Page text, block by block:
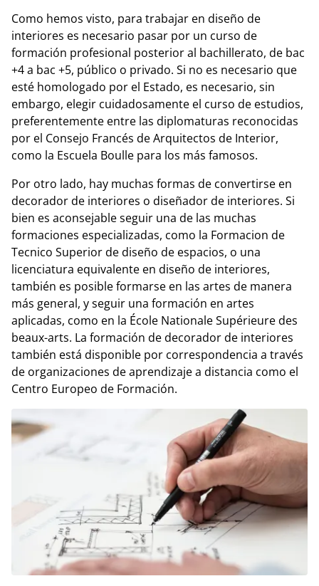
Como hemos visto, para trabajar en diseño de
interiores es necesario pasar por un curso de
formación profesional posterior al bachillerato, de bac
+4 a bac +5, público o privado. Si no es necesario que
esté homologado por el Estado, es necesario, sin
embargo, elegir cuidadosamente el curso de estudios,
preferentemente entre las diplomaturas reconocidas
por el Consejo Francés de Arquitectos de Interior,
como la Escuela Boulle para los más famosos.
Por otro lado, hay muchas formas de convertirse en
decorador de interiores o diseñador de interiores. Si
bien es aconsejable seguir una de las muchas
formaciones especializadas, como la Formacion de
Tecnico Superior de diseño de espacios, o una
licenciatura equivalente en diseño de interiores,
también es posible formarse en las artes de manera
más general, y seguir una formación en artes
aplicadas, como en la École Nationale Supérieure des
beaux-arts. La formación de decorador de interiores
también está disponible por correspondencia a través
de organizaciones de aprendizaje a distancia como el
Centro Europeo de Formación.